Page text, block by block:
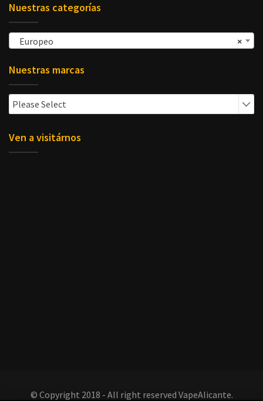
Nuestras categorías
×
Europeo
Nuestras marcas
Please Select
Ven a visitárnos
© Copyright 2018 - All right reserved VapeAlicante.